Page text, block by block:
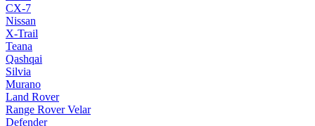
CX-7
Nissan
X-Trail
Teana
Qashqai
Silvia
Murano
Land Rover
Range Rover Velar
Defender